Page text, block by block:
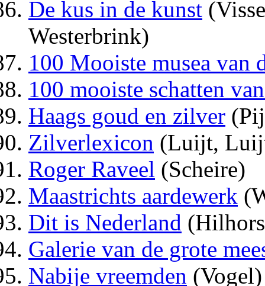
De kus in de kunst
Westerbrink)
100 Mooiste musea van
100 mooiste schatten
Haags goud en zilver
Zilverlexicon (Luijt,
Roger Raveel (Scheire)
Maastrichts aardewerk
Dit is Nederland
Galerie van de grote
Nabije vreemden (Vogel)